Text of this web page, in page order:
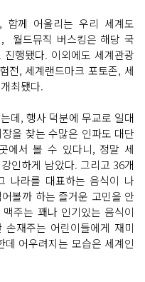
함께 어울리는 우리 세계도
월드뮤직 버스킹은 해당 국
행됐다. 이외에도 세계관광
전, 세계랜드마크 포토존, 세
최됐다.
데, 행사 덕분에 무교로 일대
을 찾는 수많은 인파도 대단
에서 볼 수 있다니, 정말 세
인하게 남았다. 그리고 36개
나라를 대표하는 음식이 나
볼까 하는 즐거운 고민을 안
주는 꽤나 인기있는 음식이
재주는 어린이들에게 재미
어우려지는 모습은 세계인